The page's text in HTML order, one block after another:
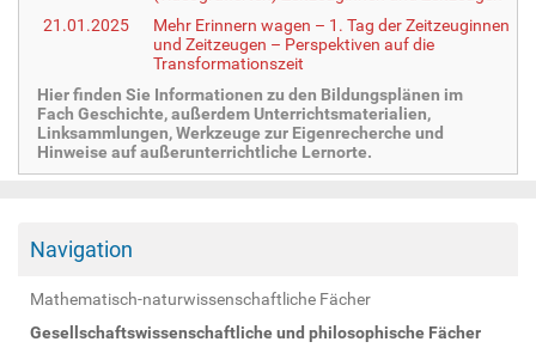
21.01.2025
Mehr Erinnern wagen – 1. Tag der Zeitzeuginnen
und Zeitzeugen – Perspektiven auf die
Transformationszeit
Hier finden Sie Informationen zu den Bildungsplänen im
Fach Geschichte, außerdem Unterrichtsmaterialien,
Linksammlungen, Werkzeuge zur Eigenrecherche und
Hinweise auf außerunterrichtliche Lernorte.
Navigation
Mathematisch-naturwissenschaftliche Fächer
Gesellschaftswissenschaftliche und philosophische Fächer